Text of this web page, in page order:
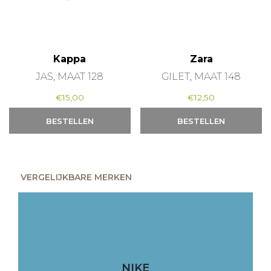
Kappa
JAS, MAAT 128
€15,00
BESTELLEN
Zara
GILET, MAAT 148
€12,50
BESTELLEN
VERGELIJKBARE MERKEN
NIKE